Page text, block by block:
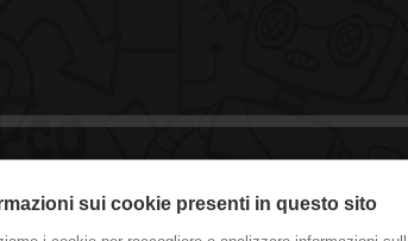
sui cookie presenti in questo sito